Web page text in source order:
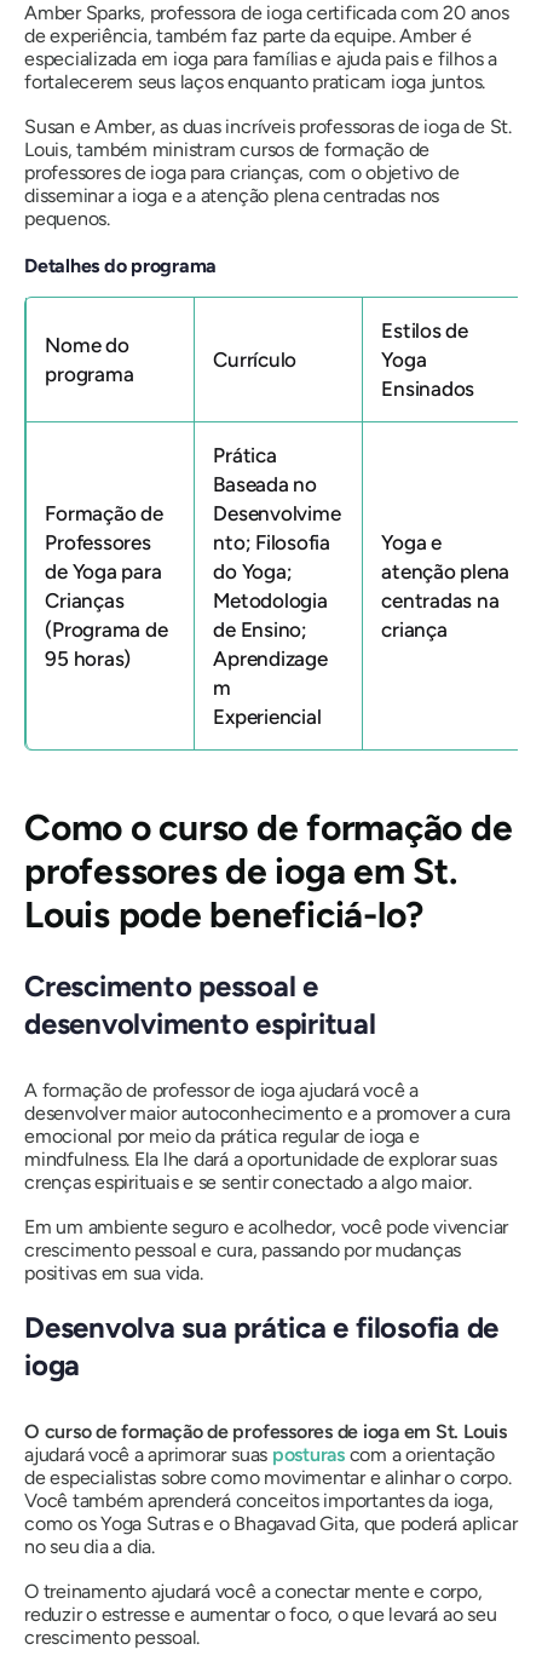
Amber Sparks, professora de ioga certificada com 20 anos
de experiência, também faz parte da equipe. Amber é
especializada em ioga para famílias e ajuda pais e filhos a
fortalecerem seus laços enquanto praticam ioga juntos.
Susan e Amber, as duas incríveis professoras de ioga de St.
Louis, também ministram cursos de formação de
professores de ioga para crianças, com o objetivo de
disseminar a ioga e a atenção plena centradas nos
pequenos.
Detalhes do programa
Nome do
programa
Currículo
Estilos de
Yoga
Ensinados
Formação de
Professores
de Yoga para
Crianças
(Programa de
95 horas)
Prática
Baseada no
Desenvolvime
nto; Filosofia
do Yoga;
Metodologia
de Ensino;
Aprendizage
m
Experiencial
Yoga e
atenção plena
centradas na
criança
Como o curso de formação de
professores de ioga em St.
Louis pode beneficiá-lo?
Crescimento pessoal e
desenvolvimento espiritual
A formação de professor de ioga ajudará você a
desenvolver maior autoconhecimento e a promover a cura
emocional por meio da prática regular de ioga e
mindfulness. Ela lhe dará a oportunidade de explorar suas
crenças espirituais e se sentir conectado a algo maior.
Em um ambiente seguro e acolhedor, você pode vivenciar
crescimento pessoal e cura, passando por mudanças
positivas em sua vida.
Desenvolva sua prática e filosofia de
ioga
O curso de formação de professores de ioga em St. Louis
ajudará você a aprimorar suas posturascom a orientação
de especialistas sobre como movimentar e alinhar o corpo.
Você também aprenderá conceitos importantes da ioga,
como os Yoga Sutras e o Bhagavad Gita, que poderá aplicar
no seu dia a dia.
O treinamento ajudará você a conectar mente e corpo,
reduzir o estresse e aumentar o foco, o que levará ao seu
crescimento pessoal.